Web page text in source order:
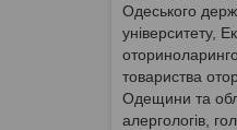
Одеського
університету,
товариства
Одещини та
алергологів,